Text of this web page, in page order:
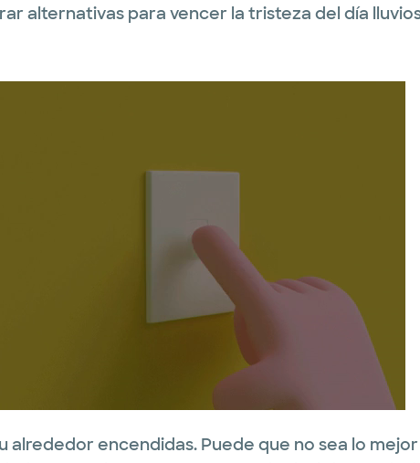
alternativas para vencer la tristeza del día
alrededor encendidas. Puede que no sea lo